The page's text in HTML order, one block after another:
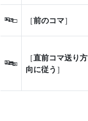
T ［前のコマ］
U
［直前コマ送り方
向に従う ］